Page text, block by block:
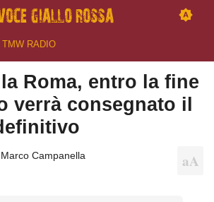
TMW RADIO
Roma, entro la fine
verrà consegnato il
Marco Campanella